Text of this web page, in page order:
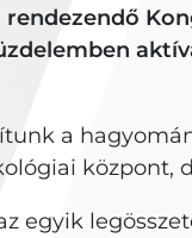
a
egyik